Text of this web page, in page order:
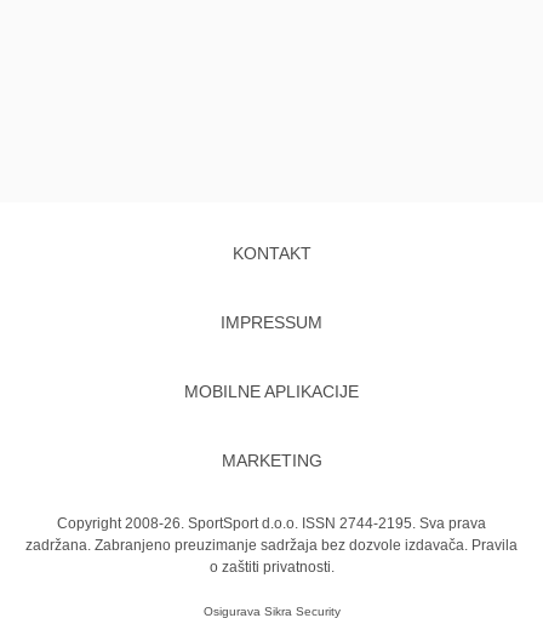
KONTAKT
IMPRESSUM
MOBILNE APLIKACIJE
MARKETING
Copyright 2008-26. SportSport d.o.o. ISSN 2744-2195. Sva prava
zadržana. Zabranjeno preuzimanje sadržaja bez dozvole izdavača. Pravila
o zaštiti privatnosti.
Osigurava Sikra Security